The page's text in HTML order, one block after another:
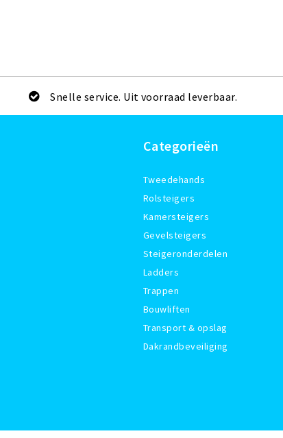
Snelle service. Uit voorraad leverbaar.
Categorieën
Tweedehands
Rolsteigers
Kamersteigers
Gevelsteigers
Steigeronderdelen
Ladders
Trappen
Bouwliften
Transport & opslag
Dakrandbeveiliging